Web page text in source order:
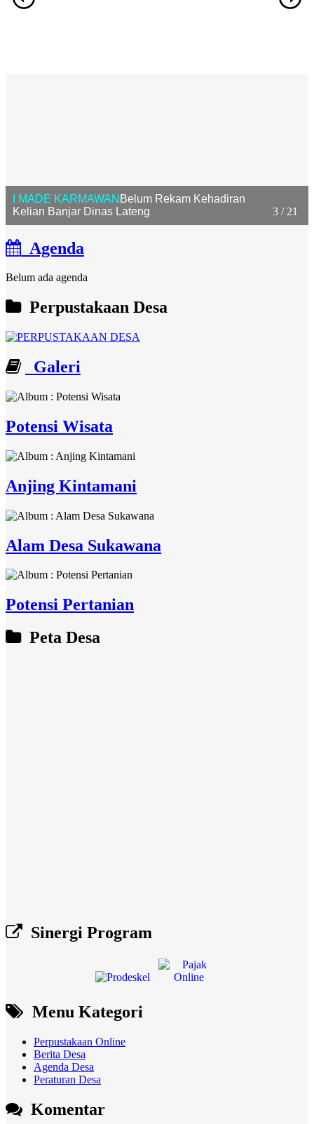
3 / 21
I MADE KARMAWAN Belum Rekam Kehadiran
Kelian Banjar Dinas Lateng
Agenda
Belum ada agenda
Perpustakaan Desa
Galeri
Potensi Wisata
Anjing Kintamani
Alam Desa Sukawana
Potensi Pertanian
Peta Desa
Sinergi Program
Menu Kategori
Perpustakaan Online
Berita Desa
Agenda Desa
Peraturan Desa
Komentar